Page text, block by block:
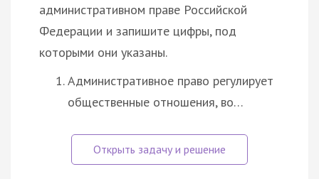
административном праве Российской
Федерации и запишите цифры, под
которыми они указаны.
Административное право регулирует
общественные отношения, во…